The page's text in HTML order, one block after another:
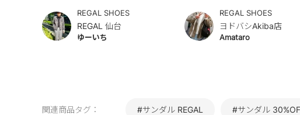
REGAL SHOES
REGAL 仙台
ゆーいち
REGAL SHOES
ヨドバシAkiba店
Amataro
関連商品タグ： #サンダル REGAL #サンダル